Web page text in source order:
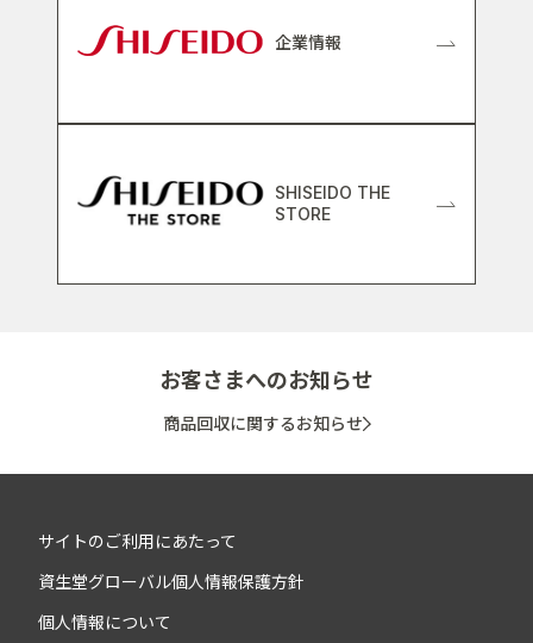
企業情報
SHISEIDO THE
STORE
お客さまへのお知らせ
商品回収に関するお知らせ
サイトのご利用にあたって
資生堂グローバル個人情報保護方針
個人情報について